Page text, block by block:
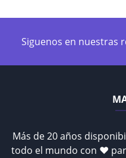
Siguenos en nuestras
Más de 20 años
todo el mundo con ♥